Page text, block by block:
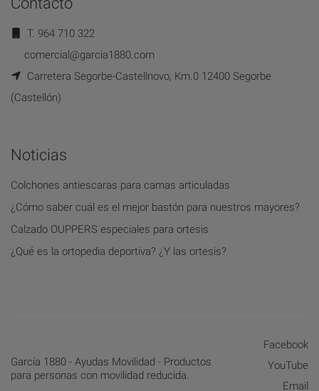
T. 964 710 322
comercial@garcia1880.com
Carretera Segorbe-Castellnovo, Km.0 12400 Segorbe
(Castellón)
Noticias
Colchones antiescaras para camas articuladas
¿Cómo saber cuál es el mejor bastón para nuestros mayores?
Calzado OUPPERS especiales para ortesis
¿Qué es la ortopedia deportiva? ¿Y las ortesis?
Facebook
YouTube
Email
García 1880 - Ayudas Movilidad - Productos
para personas con movilidad reducida.